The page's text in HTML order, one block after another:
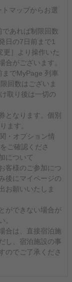
マップからお選
あれば制限回数
日の7日前まで1
更］より操作いた
合がございます。
でMyPage 列車
回数はございま
取り後は一切の
となります。個別
ます。
・オプション情
ご確認くださ
について
客様のご参加につ
後にマイページの
お願いいたしま
ができない場合が
。
合は、直接宿泊施
し、宿泊施設の事
のでご了承くださ